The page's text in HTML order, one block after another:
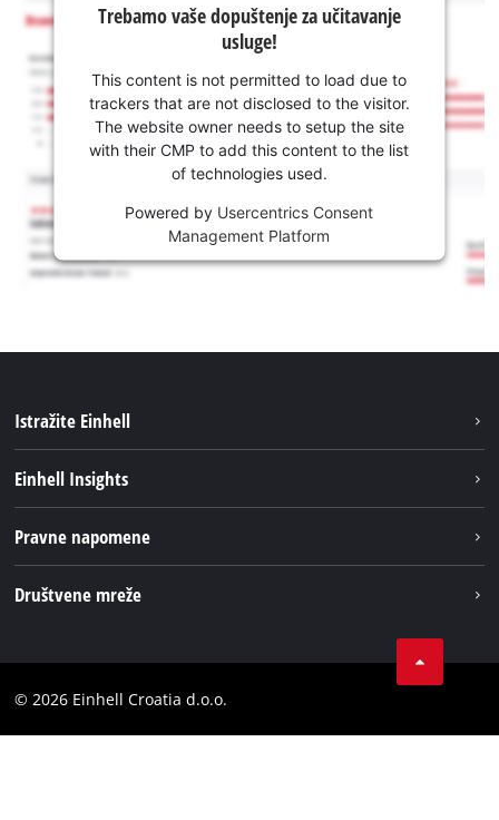
Trebamo vaše dopuštenje za učitavanje
usluge!
This content is not permitted to load due to
trackers that are not disclosed to the visitor.
The website owner needs to setup the site
with their CMP to add this content to the list
of technologies used.
Powered by Usercentrics Consent
Management Platform
Istražite Einhell
Einhell Insights
Karijera
Obavijest za kupce
Pravne napomene
Sukladnost
Društvene mreže
YouТube
© 2026 Einhell Croatia d.o.o.